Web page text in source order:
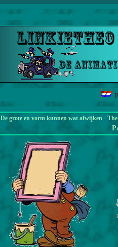
De grote en vorm kunnen wat afwijken -